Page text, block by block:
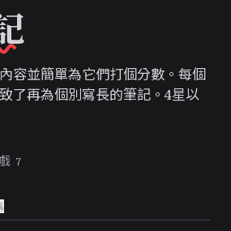
容並簡單為它們打個分數。每個
了再為個別寫長的筆記。4星以
7